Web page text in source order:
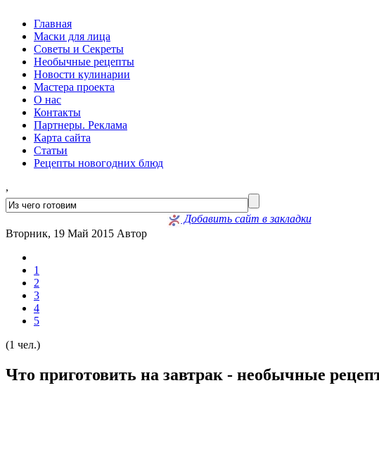
Главная
Маски для лица
Советы и Секреты
Необычные рецепты
Новости кулинарии
Мастера проекта
О нас
Контакты
Партнеры. Реклама
Карта сайта
Статьи
Рецепты новогодних блюд
,
Добавить сайт в закладки
Вторник, 19 Май 2015 Автор
1
2
3
4
5
(1 чел.)
Что приготовить на завтрак - необычные